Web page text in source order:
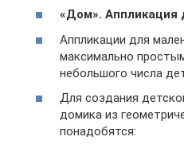
«Дом». Аппликация
Аппликации для
максимально
небольшого числа
Для создания
домика из
понадобятся: